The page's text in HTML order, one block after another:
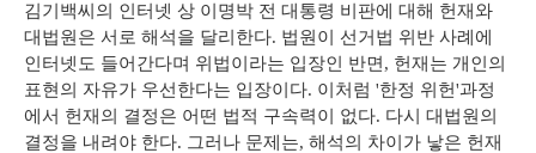
김기백씨의 인터넷 상 이명박 전 대통령 비판에 대해 헌재와
대법원은 서로 해석을 달리한다. 법원이 선거법 위반 사례에
인터넷도 들어간다며 위법이라는 입장인 반면, 헌재는 개인의
표현의 자유가 우선한다는 입장이다. 이처럼 '한정 위헌'과정
에서 헌재의 결정은 어떤 법적 구속력이 없다. 다시 대법원의
결정을 내려야 한다. 그러나 문제는, 해석의 차이가 낳은 헌재